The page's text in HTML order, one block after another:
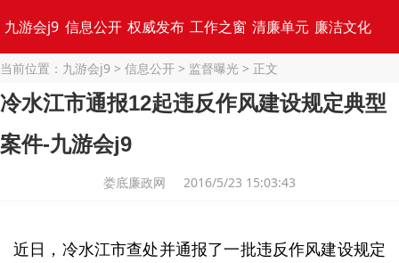
九游会j9 信息公开 权威发布 工作之窗 清廉单元 廉洁文化
专题集锦
当前位置： 九游会j9 > 信息公开 > 监督曝光 > 正文
冷水江市通报12起违反作风建设规定典型
案件-九游会j9
娄底廉政网 2016/5/23 15:03:43
近日，冷水江市查处并通报了一批违反作风建设规定